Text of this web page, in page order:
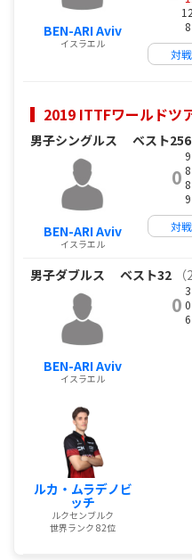
BEN-ARI Aviv
イスラエル
対
2019 ITTFワールドツ
男子シングルス ベスト256
BEN-ARI Aviv
イスラエル
0
対
男子ダブルス ベスト32
BEN-ARI Aviv
イスラエル
ルカ・ムラデノビ
ッチ
ルクセンブルク
世界ランク 82位
0